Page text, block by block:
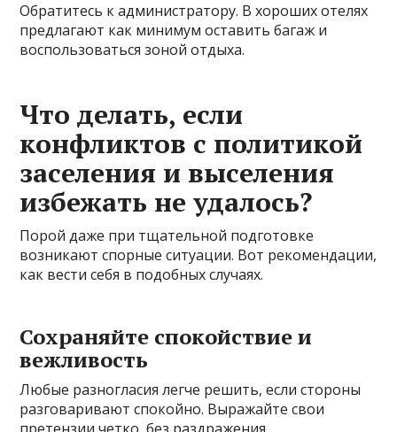
Обратитесь к администратору. В хороших отелях
предлагают как минимум оставить багаж и
воспользоваться зоной отдыха.
Что делать, если
конфликтов с политикой
заселения и выселения
избежать не удалось?
Порой даже при тщательной подготовке
возникают спорные ситуации. Вот рекомендации,
как вести себя в подобных случаях.
Сохраняйте спокойствие и
вежливость
Любые разногласия легче решить, если стороны
разговаривают спокойно. Выражайте свои